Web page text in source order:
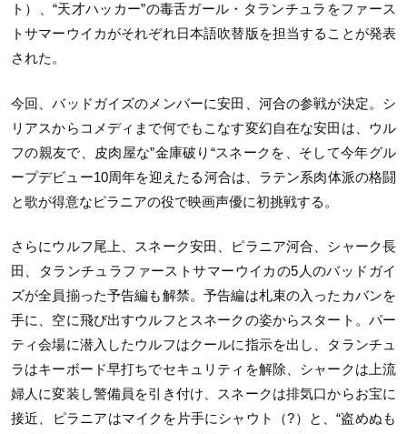
ト）、“天才ハッカー”の毒舌ガール・タランチュラをファース
トサマーウイカがそれぞれ日本語吹替版を担当することが発表
された。
今回、バッドガイズのメンバーに安田、河合の参戦が決定。シ
リアスからコメディまで何でもこなす変幻自在な安田は、ウル
フの親友で、皮肉屋な”金庫破り“スネークを、そして今年グル
ープデビュー10周年を迎えたる河合は、ラテン系肉体派の格闘
と歌が得意なピラニアの役で映画声優に初挑戦する。
さらにウルフ尾上、スネーク安田、ピラニア河合、シャーク長
田、タランチュラファーストサマーウイカの5人のバッドガイ
ズが全員揃った予告編も解禁。予告編は札束の入ったカバンを
手に、空に飛び出すウルフとスネークの姿からスタート。パー
ティ会場に潜入したウルフはクールに指示を出し、タランチュ
ラはキーボード早打ちでセキュリティを解除、シャークは上流
婦人に変装し警備員を引き付け、スネークは排気口からお宝に
接近、ピラニアはマイクを片手にシャウト（?）と、“盗めぬも